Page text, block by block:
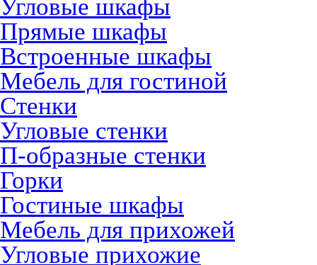
Угловые шкафы
Прямые шкафы
Встроенные шкафы
Мебель для гостиной
Стенки
Угловые стенки
П-образные стенки
Горки
Гостиные шкафы
Мебель для прихожей
Угловые прихожие